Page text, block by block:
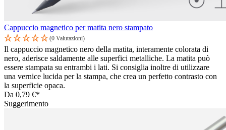
Cappuccio magnetico per matita nero stampato
(0 Valutazioni)
Il cappuccio magnetico nero della matita, interamente colorata di
nero, aderisce saldamente alle superfici metalliche. La matita può
essere stampata su entrambi i lati. Si consiglia inoltre di utilizzare
una vernice lucida per la stampa, che crea un perfetto contrasto con
la superficie opaca.
Da 0,79 €*
Suggerimento